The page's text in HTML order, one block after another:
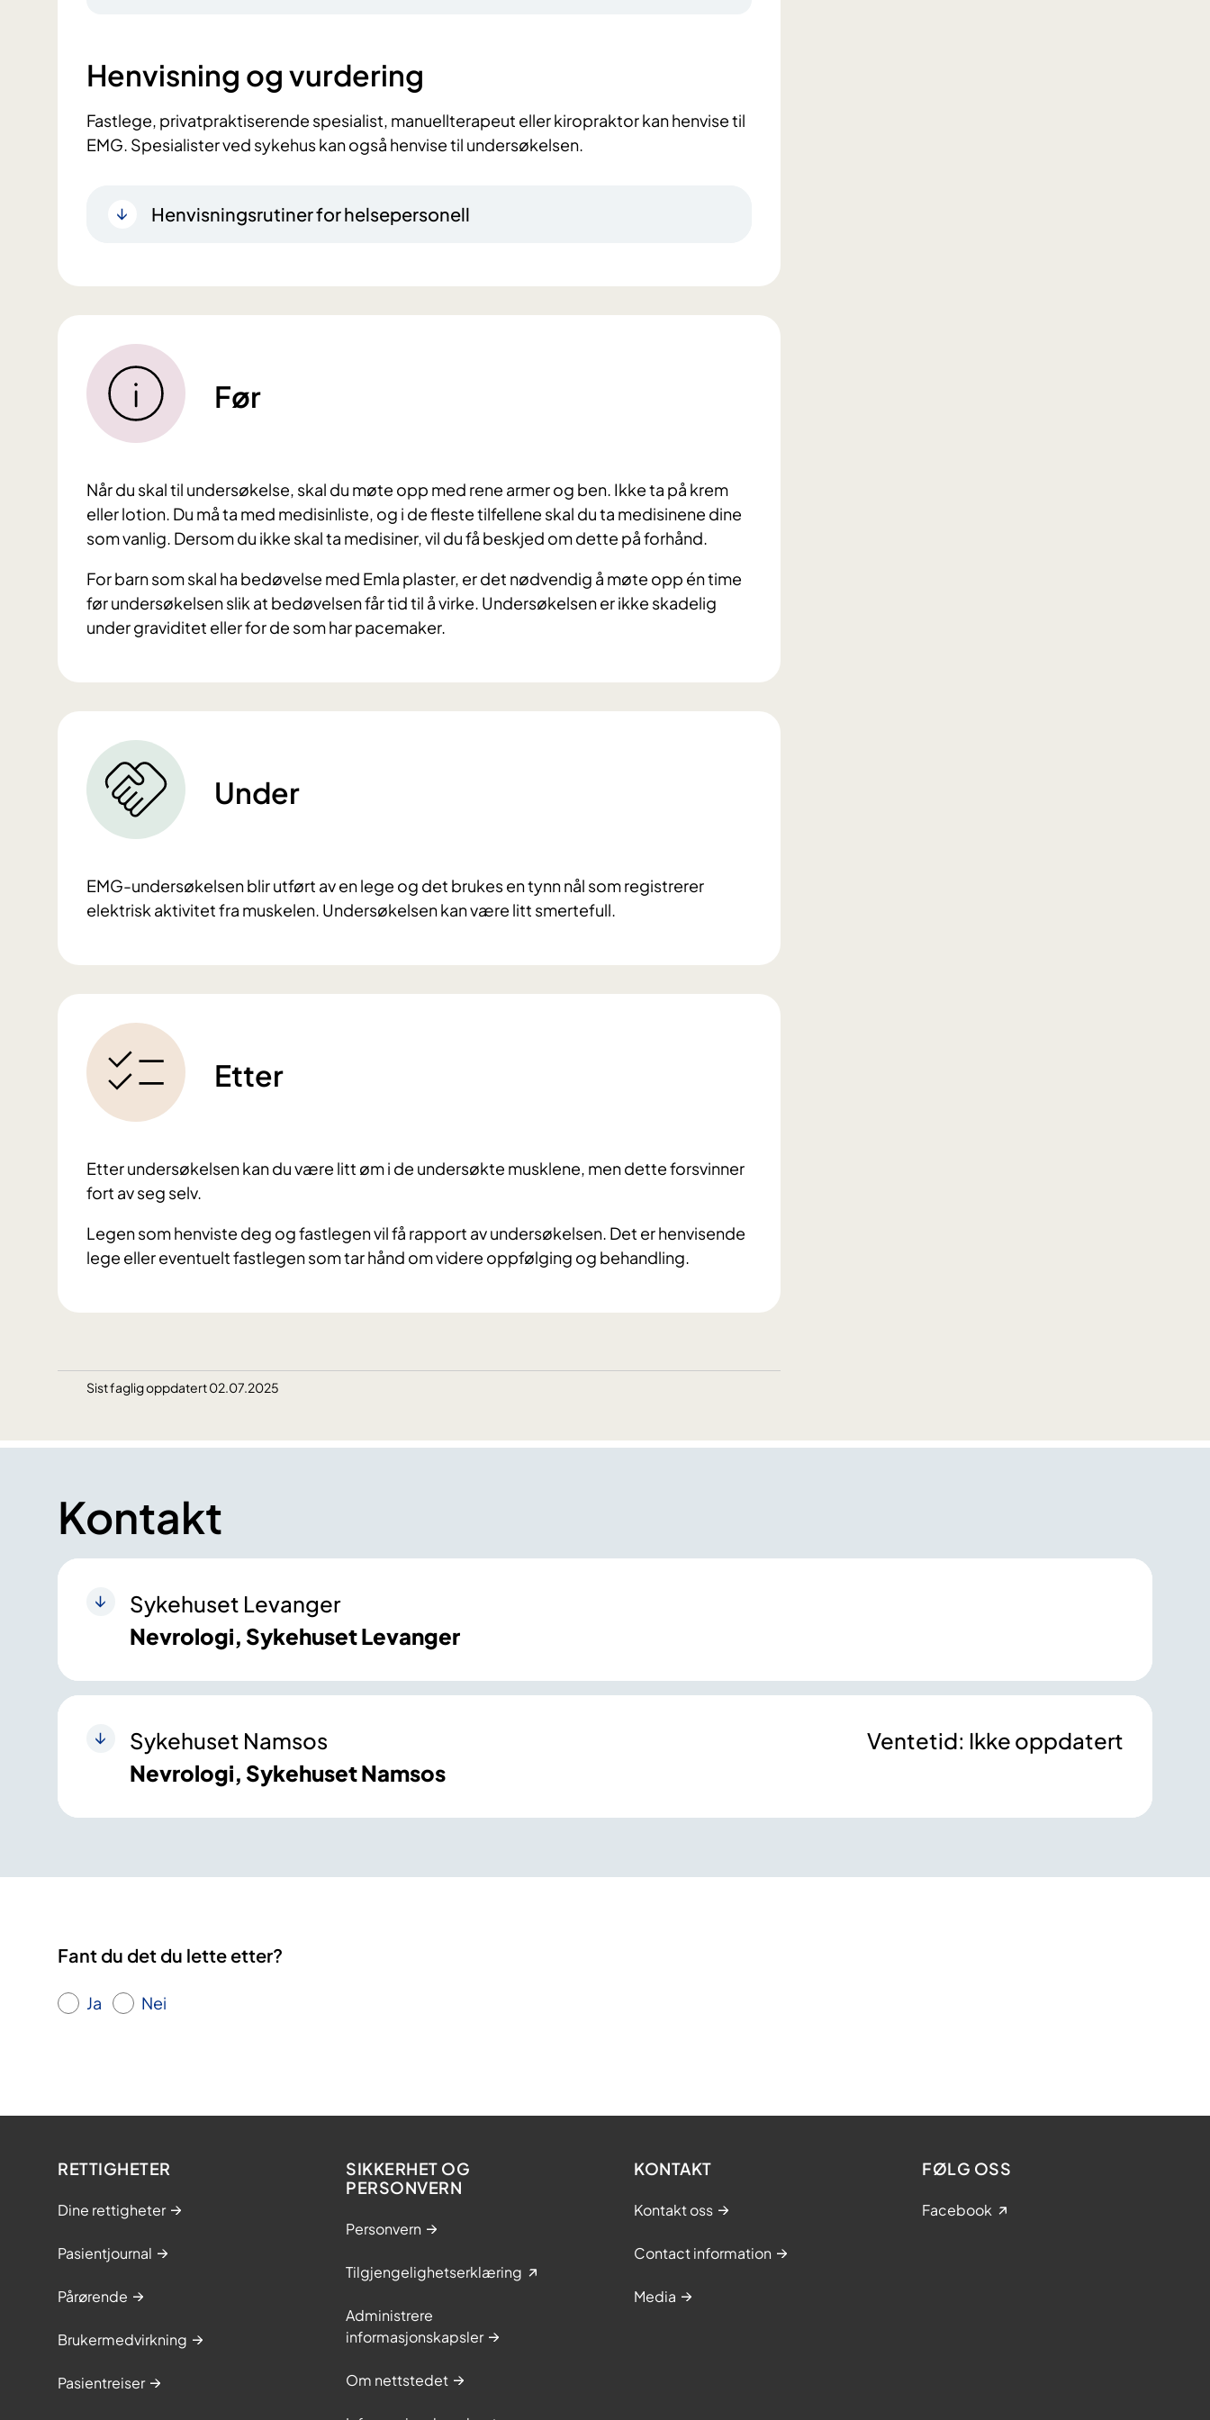
Henvisning og vurdering
Fastlege, privatpraktiserende spesialist, manuellterapeut eller kiropraktor kan henvise til
EMG. Spesialister ved sykehus kan også henvise til undersøkelsen.
Henvisningsrutiner for helsepersonell
Før
Når du skal til undersøkelse, skal du møte opp med rene armer og ben. Ikke ta på krem
eller lotion. Du må ta med medisinliste, og i de fleste tilfellene skal du ta medisinene dine
som vanlig. Dersom du ikke skal ta medisiner, vil du få beskjed om dette på forhånd.
For barn som skal ha bedøvelse med Emla plaster, er det nødvendig å møte opp én time
før undersøkelsen slik at bedøvelsen får tid til å virke. Undersøkelsen er ikke skadelig
under graviditet eller for de som har pacemaker.
Under
EMG-undersøkelsen blir utført av en lege og det brukes en tynn nål som registrerer
elektrisk aktivitet fra muskelen. Undersøkelsen kan være litt smertefull.
Etter
Etter undersøkelsen kan du være litt øm i de undersøkte musklene, men dette forsvinner
fort av seg selv.
Legen som henviste deg og fastlegen vil få rapport av undersøkelsen. Det er henvisende
lege eller eventuelt fastlegen som tar hånd om videre oppfølging og behandling.
Sist faglig oppdatert 02.07.2025
Kontakt
Sykehuset Levanger
Nevrologi, Sykehuset Levanger
Sykehuset Namsos
Nevrologi, Sykehuset Namsos
Ventetid: Ikke oppdatert
Fant du det du lette etter?
Ja Nei
RETTIGHETER
Dine rettigheter
Pasientjournal
Pårørende
Brukermedvirkning
Pasientreiser
SIKKERHET OG
PERSONVERN
Personvern
Tilgjengelighetserklæring
Administrere
informasjonskapsler
Om nettstedet
KONTAKT
Kontakt oss
Contact information
Media
FØLG OSS
Facebook